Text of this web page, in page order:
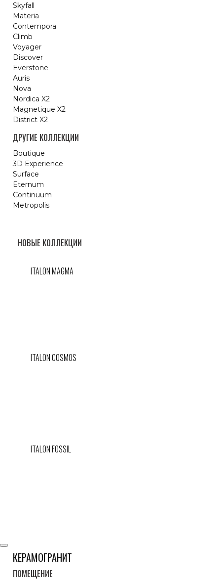
Skyfall
Materia
Contempora
Climb
Voyager
Discover
Everstone
Auris
Nova
Nordica X2
Magnetique X2
District X2
ДРУГИЕ КОЛЛЕКЦИИ
Boutique
3D Experience
Surface
Eternum
Continuum
Metropolis
НОВЫЕ КОЛЛЕКЦИИ
ITALON MAGMA
ITALON COSMOS
ITALON FOSSIL
КЕРАМОГРАНИТ
ПОМЕЩЕНИЕ